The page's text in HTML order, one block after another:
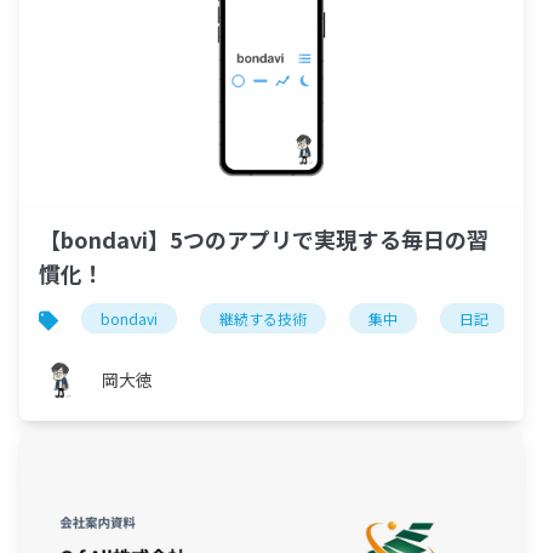
【bondavi】5つのアプリで実現する毎日の習
慣化！
bondavi 継続する技術 集中 日記
岡大徳